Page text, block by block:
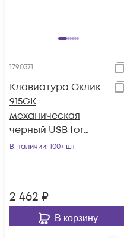
1790371
Клавиатура Оклик
915GK
механическая
черный USB for
gamer (1790371)
В наличии: 100+ шт
2 462 ₽
В корзину